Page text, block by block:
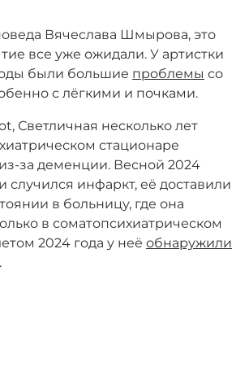
Вячеслава Шмырова, это
все уже ожидали. У артистки
были большие проблемы со
с лёгкими и почками.
Светличная несколько лет
стационаре
за деменции. Весной 2024
случился инфаркт, её доставили
в больницу, где она
в соматопсихиатрическом
2024 года у неё обнаружили